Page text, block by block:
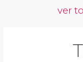
ver